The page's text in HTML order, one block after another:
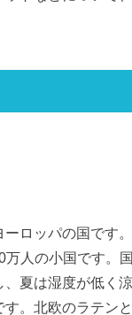
ロッパの国です
人の小国です。国
夏は湿度が低く
。北欧のラテン